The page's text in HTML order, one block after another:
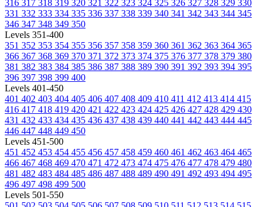
316 317 318 319 320 321 322 323 324 325 326 327 328 329 330
331 332 333 334 335 336 337 338 339 340 341 342 343 344 345
346 347 348 349 350
Levels 351-400
351 352 353 354 355 356 357 358 359 360 361 362 363 364 365
366 367 368 369 370 371 372 373 374 375 376 377 378 379 380
381 382 383 384 385 386 387 388 389 390 391 392 393 394 395
396 397 398 399 400
Levels 401-450
401 402 403 404 405 406 407 408 409 410 411 412 413 414 415
416 417 418 419 420 421 422 423 424 425 426 427 428 429 430
431 432 433 434 435 436 437 438 439 440 441 442 443 444 445
446 447 448 449 450
Levels 451-500
451 452 453 454 455 456 457 458 459 460 461 462 463 464 465
466 467 468 469 470 471 472 473 474 475 476 477 478 479 480
481 482 483 484 485 486 487 488 489 490 491 492 493 494 495
496 497 498 499 500
Levels 501-550